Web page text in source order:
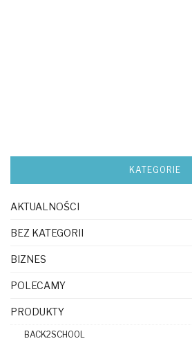
KATEGORIE
AKTUALNOŚCI
BEZ KATEGORII
BIZNES
POLECAMY
PRODUKTY
BACK2SCHOOL